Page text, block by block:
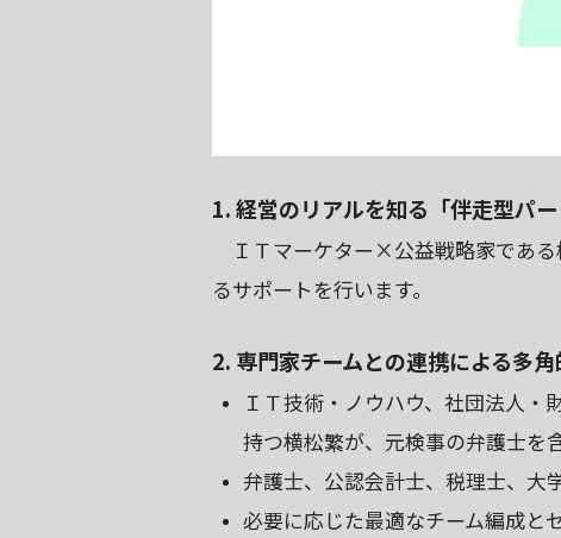
1. 経営のリアルを知る「伴走型パー
ＩＴマーケター×公益戦略家である
るサポートを行います。
2. 専門家チームとの連携による多
ＩＴ技術・ノウハウ、社団法人・
持つ横松繁が、元検事の弁護士を
弁護士、公認会計士、税理士、大
必要に応じた最適なチーム編成と